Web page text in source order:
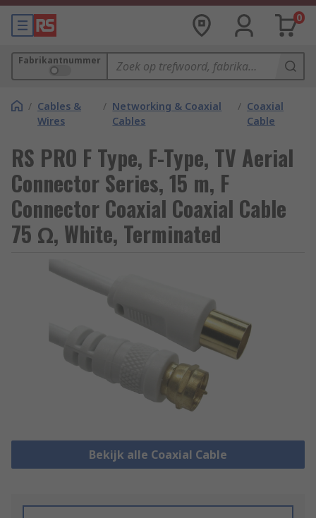
0
Fabrikantnummer
/ Cables &
Wires
/ Networking & Coaxial
Cables
/ Coaxial
Cable
RS PRO F Type, F-Type, TV Aerial
Connector Series, 15 m, F
Connector Coaxial Coaxial Cable
75 Ω, White, Terminated
Bekijk alle Coaxial Cable